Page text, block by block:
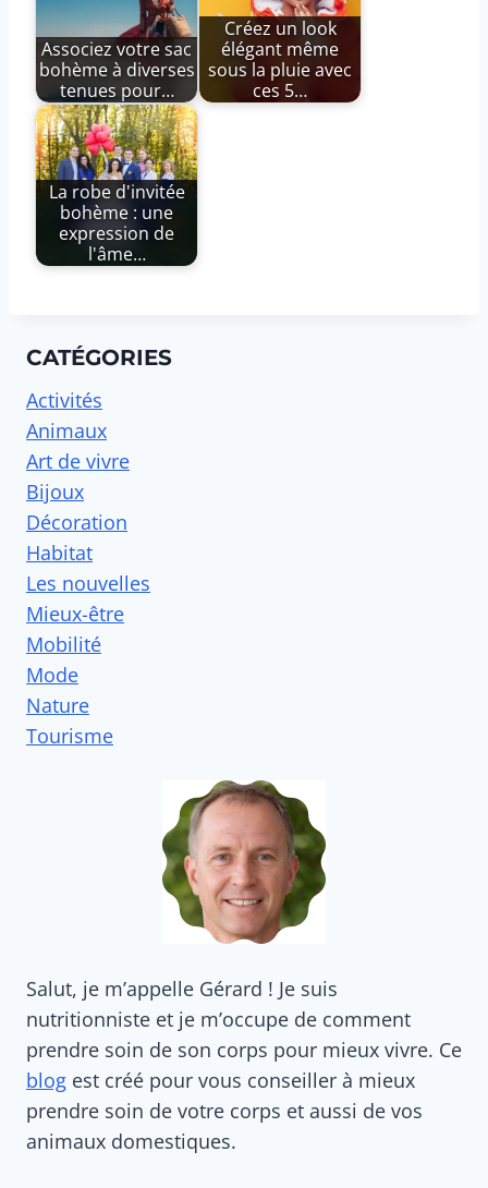
Associez votre sac
bohème à diverses
tenues pour…
Créez un look
élégant même
sous la pluie avec
ces 5…
La robe d'invitée
bohème : une
expression de
l'âme…
CATÉGORIES
Activités
Animaux
Art de vivre
Bijoux
Décoration
Habitat
Les nouvelles
Mieux-être
Mobilité
Mode
Nature
Tourisme
Salut, je m’appelle Gérard ! Je suis
nutritionniste et je m’occupe de comment
prendre soin de son corps pour mieux vivre. Ce
blog est créé pour vous conseiller à mieux
prendre soin de votre corps et aussi de vos
animaux domestiques.